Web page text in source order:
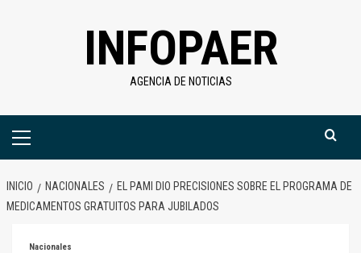
INFOPAER
AGENCIA DE NOTICIAS
Menú
INICIO NACIONALES
EL PAMI DIO PRECISIONES SOBRE EL PROGRAMA DE
MEDICAMENTOS GRATUITOS PARA JUBILADOS
Nacionales